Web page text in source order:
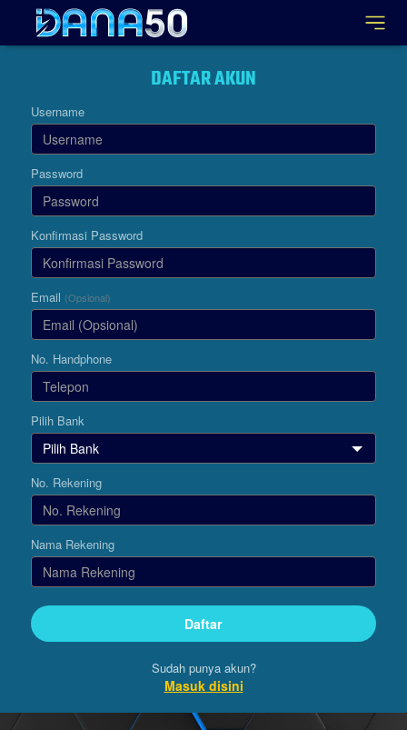
DAFTAR AKUN
Username
Password
Konfirmasi Password
Email (Opsional)
No. Handphone
Pilih Bank
No. Rekening
Nama Rekening
Sudah punya akun?
Masuk disini